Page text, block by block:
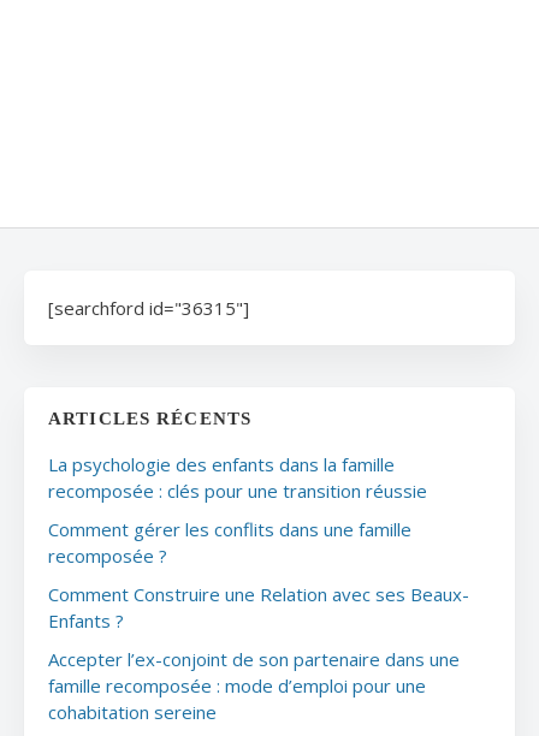
[searchford id="36315"]
ARTICLES RÉCENTS
La psychologie des enfants dans la famille
recomposée : clés pour une transition réussie
Comment gérer les conflits dans une famille
recomposée ?
Comment Construire une Relation avec ses Beaux-
Enfants ?
Accepter l’ex-conjoint de son partenaire dans une
famille recomposée : mode d’emploi pour une
cohabitation sereine